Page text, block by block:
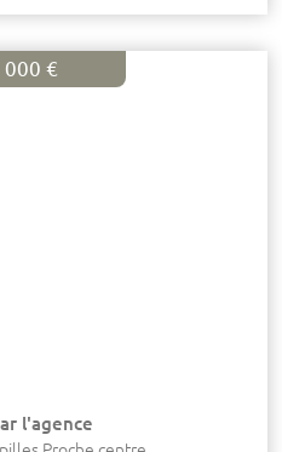
000 €
l'agence